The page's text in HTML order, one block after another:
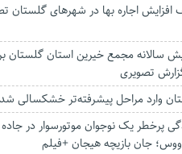
اجاره بها در شهرهای گلستان
سالانه مجمع خیرین استان گلستان
تصویری
وارد مراحل پیشرفته‌تر خشکسالی
پرخطر یک نوجوان موتورسوار در
جان بازیچه هیجان +فیلم